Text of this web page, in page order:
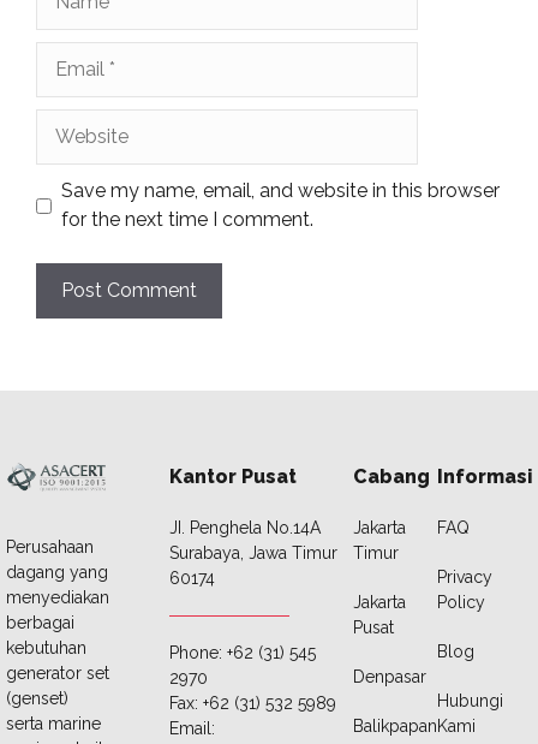
Save my name, email, and website in this browser
for the next time I comment.
Perusahaan
dagang yang
menyediakan
berbagai
kebutuhan
generator set
(genset)
serta marine
Kantor Pusat
JI. Penghela No.14A
Surabaya, Jawa Timur
60174
Phone: +62 (31) 545
2970
Fax: +62 (31) 532 5989
Email:
Cabang
Jakarta
Timur
Jakarta
Pusat
Denpasar
Balikpapan
Informasi
FAQ
Privacy
Policy
Blog
Hubungi
Kami